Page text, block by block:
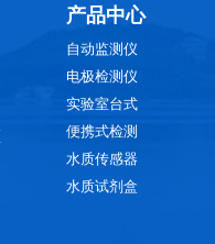
产品中心
自动监测仪
电极检测仪
实验室台式
便携式检测
水质传感器
水质试剂盒